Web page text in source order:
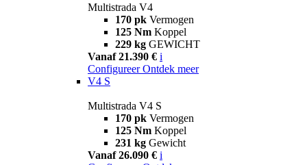
Multistrada V4
170 pk Vermogen
125 Nm Koppel
229 kg GEWICHT
Vanaf 21.390 € i
Configureer Ontdek meer
V4 S
Multistrada V4 S
170 pk Vermogen
125 Nm Koppel
231 kg Gewicht
Vanaf 26.090 € i